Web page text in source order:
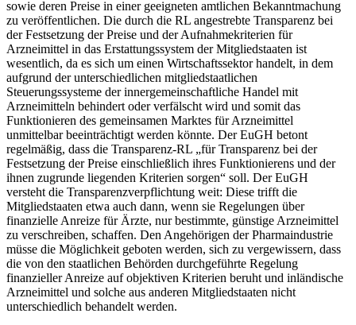
sowie deren Preise in einer geeigneten amtlichen Bekanntmachung
zu veröffentlichen. Die durch die RL angestrebte Transparenz bei
der Festsetzung der Preise und der Aufnahmekriterien für
Arzneimittel in das Erstattungssystem der Mitgliedstaaten ist
wesentlich, da es sich um einen Wirtschaftssektor handelt, in dem
aufgrund der unterschiedlichen mitgliedstaatlichen
Steuerungssysteme der innergemeinschaftliche Handel mit
Arzneimitteln behindert oder verfälscht wird und somit das
Funktionieren des gemeinsamen Marktes für Arzneimittel
unmittelbar beeinträchtigt werden könnte. Der EuGH betont
regelmäßig, dass die Transparenz-RL „für Transparenz bei der
Festsetzung der Preise einschließlich ihres Funktionierens und der
ihnen zugrunde liegenden Kriterien sorgen“ soll. Der EuGH
versteht die Transparenzverpflichtung weit: Diese trifft die
Mitgliedstaaten etwa auch dann, wenn sie Regelungen über
finanzielle Anreize für Ärzte, nur bestimmte, günstige Arzneimittel
zu verschreiben, schaffen. Den Angehörigen der Pharmaindustrie
müsse die Möglichkeit geboten werden, sich zu vergewissern, dass
die von den staatlichen Behörden durchgeführte Regelung
finanzieller Anreize auf objektiven Kriterien beruht und inländische
Arzneimittel und solche aus anderen Mitgliedstaaten nicht
unterschiedlich behandelt werden.